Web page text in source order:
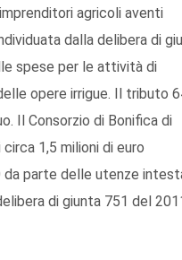
agricoli aventi
dalla delibera di
spese per le attività di
opere irrigue. Il tributo
Il Consorzio di Bonifica di
1,5 milioni di euro
da parte delle utenze
di giunta 751 del